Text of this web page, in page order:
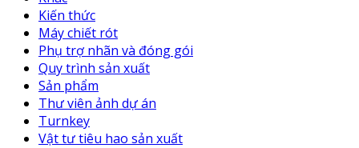
Kiến thức
Máy chiết rót
Phụ trợ nhãn và đóng gói
Quy trình sản xuất
Sản phẩm
Thư viên ảnh dự án
Turnkey
Vật tư tiêu hao sản xuất